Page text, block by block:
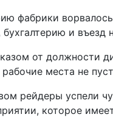
фабрики
и въезд
от должности
места не
рейдеры успели
которое